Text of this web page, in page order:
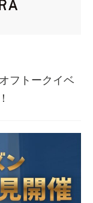
フトークイベ